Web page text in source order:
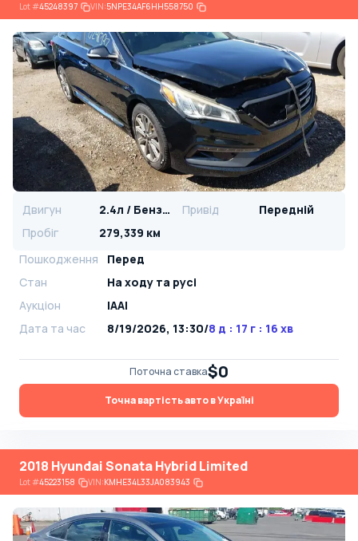
Lot#45248397 VIN:5NPE34AF6HH558750
Двигун 2.4л / Бензин Привід
Передній
Пробіг
279,339 км
Пошкодження
Перед
Стан
На ​​ходу та русі
Аукціон
IAAI
Дата та час
8/19/2026, 13:30/8 д : 17 г : 16 хв
Поточна ставка$0
Точна вартість авто в Україні
2018 Hyundai Sonata Hybrid Limited
Lot#45223158 VIN:KMHE34L33JA083943